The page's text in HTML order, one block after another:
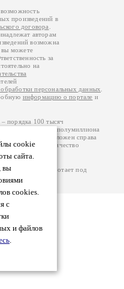
cookie
сайта.
вы
cookies.
с
и файлов
.
произведений в
договора
авторам
возможна
вы можете
за
на
персональных данных
информацию о портале и
порядка 100 тысяч
более полумиллиона
который расположен справа
две цифры: количество
Портал работает под